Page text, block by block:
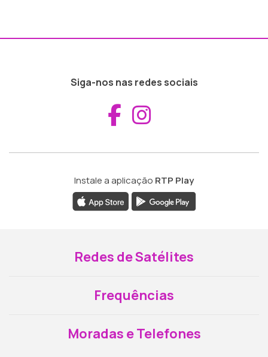
Siga-nos nas redes sociais
Aceder ao
Instale a aplicação RTP Play
Redes de Satélites
Frequências
Moradas e Telefones